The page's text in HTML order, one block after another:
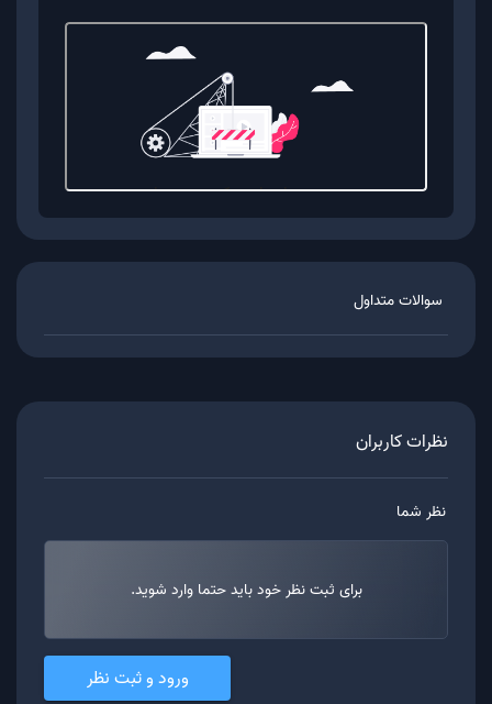
سوالات متداول
نظرات کاربران
نظر شما
برای ثبت نظر خود باید حتما وارد شوید.
ورود و ثبت نظر